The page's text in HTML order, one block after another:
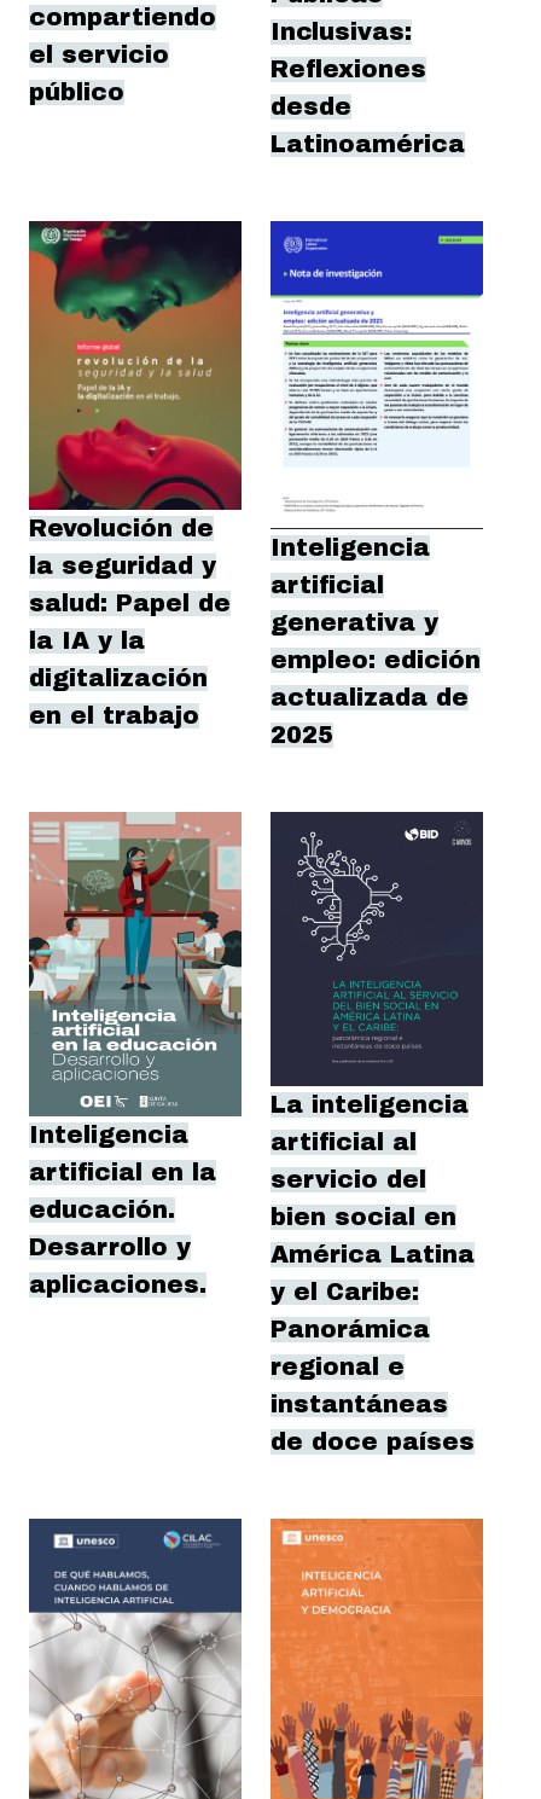
compartiendo
el servicio
público
Inclusivas:
Reflexiones
desde
Latinoamérica
Revolución de
la seguridad y
salud: Papel de
la IA y la
digitalización
en el trabajo
Inteligencia
artificial
generativa y
empleo: edición
actualizada de
2025
Inteligencia
artificial en la
educación.
Desarrollo y
aplicaciones.
La inteligencia
artificial al
servicio del
bien social en
América Latina
y el Caribe:
Panorámica
regional e
instantáneas
de doce países